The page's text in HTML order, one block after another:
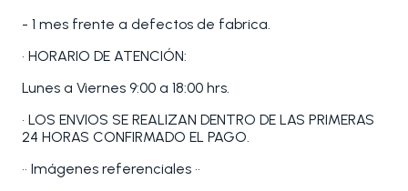
- 1 mes frente a defectos de fabrica.
• HORARIO DE ATENCIÓN:
Lunes a Viernes 9:00 a 18:00 hrs.
• LOS ENVIOS SE REALIZAN DENTRO DE LAS PRIMERAS
24 HORAS CONFIRMADO EL PAGO.
•• Imágenes referenciales ••